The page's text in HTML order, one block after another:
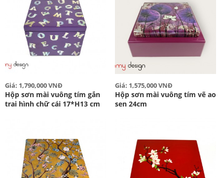
Giá: 1,790,000 VNĐ
Hộp sơn mài vuông tím gắn
trai hình chữ cái 17*H13 cm
Giá: 1,575,000 VNĐ
Hộp sơn mài vuông tím vẽ ao
sen 24cm